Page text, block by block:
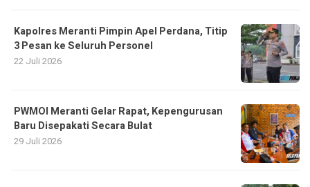
Kapolres Meranti Pimpin Apel Perdana, Titip
3 Pesan ke Seluruh Personel
22 Juli 2026
PWMOI Meranti Gelar Rapat, Kepengurusan
Baru Disepakati Secara Bulat
29 Juli 2026